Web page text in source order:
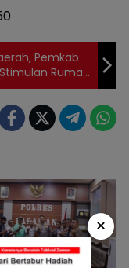
Pemkab
Rumah
×